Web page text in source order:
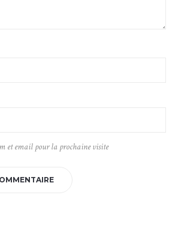
et email pour la prochaine visite